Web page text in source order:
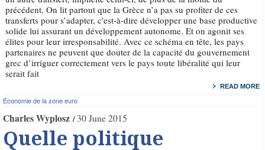
précédent. On lit partout que la Grèce n’a pas su profiter de ces
transferts pour s’adapter, c'est-à-dire développer une base productive
solide lui assurant un développement autonome. Et on agonit ses
élites pour leur irresponsabilité. Avec ce schéma en tête, les pays
partenaires ne peuvent que douter de la capacité du gouvernement
grec d’irriguer correctement vers le pays toute libéralité qui leur
serait fait
READ MORE
Économie de la zone euro
Charles Wyplosz 30 June 2015
Quelle politique